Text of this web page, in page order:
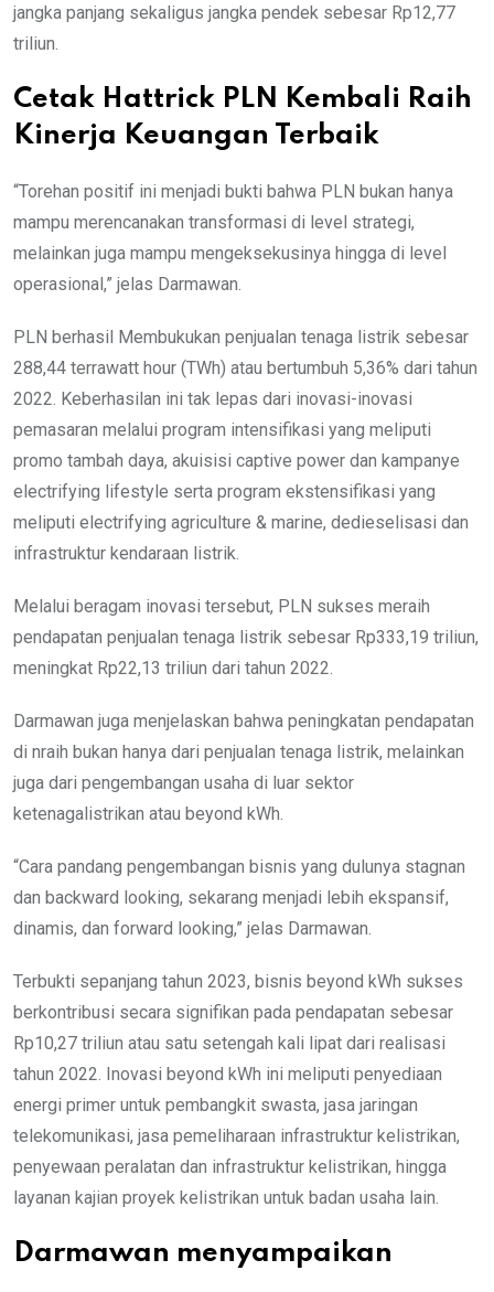
jangka panjang sekaligus jangka pendek sebesar Rp12,77
triliun.
Cetak Hattrick PLN Kembali Raih
Kinerja Keuangan Terbaik
“Torehan positif ini menjadi bukti bahwa PLN bukan hanya
mampu merencanakan transformasi di level strategi,
melainkan juga mampu mengeksekusinya hingga di level
operasional,” jelas Darmawan.
PLN berhasil Membukukan penjualan tenaga listrik sebesar
288,44 terrawatt hour (TWh) atau bertumbuh 5,36% dari tahun
2022. Keberhasilan ini tak lepas dari inovasi-inovasi
pemasaran melalui program intensifikasi yang meliputi
promo tambah daya, akuisisi captive power dan kampanye
electrifying lifestyle serta program ekstensifikasi yang
meliputi electrifying agriculture & marine, dedieselisasi dan
infrastruktur kendaraan listrik.
Melalui beragam inovasi tersebut, PLN sukses meraih
pendapatan penjualan tenaga listrik sebesar Rp333,19 triliun,
meningkat Rp22,13 triliun dari tahun 2022.
Darmawan juga menjelaskan bahwa peningkatan pendapatan
di nraih bukan hanya dari penjualan tenaga listrik, melainkan
juga dari pengembangan usaha di luar sektor
ketenagalistrikan atau beyond kWh.
“Cara pandang pengembangan bisnis yang dulunya stagnan
dan backward looking, sekarang menjadi lebih ekspansif,
dinamis, dan forward looking,” jelas Darmawan.
Terbukti sepanjang tahun 2023, bisnis beyond kWh sukses
berkontribusi secara signifikan pada pendapatan sebesar
Rp10,27 triliun atau satu setengah kali lipat dari realisasi
tahun 2022. Inovasi beyond kWh ini meliputi penyediaan
energi primer untuk pembangkit swasta, jasa jaringan
telekomunikasi, jasa pemeliharaan infrastruktur kelistrikan,
penyewaan peralatan dan infrastruktur kelistrikan, hingga
layanan kajian proyek kelistrikan untuk badan usaha lain.
Darmawan menyampaikan